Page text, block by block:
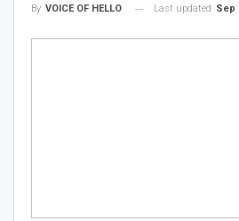
By VOICE OF HELLO Last updated Sep